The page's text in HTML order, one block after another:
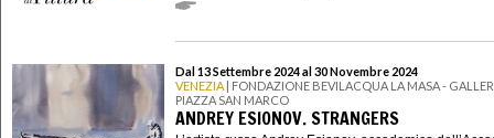
Dal 13 Settembre 2024 al 30 Novembre 2024
VENEZIA | FONDAZIONE BEVILACQUA LA MASA -
PIAZZA SAN MARCO
ANDREY ESIONOV. STRANGERS